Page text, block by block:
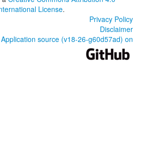
License.
Privacy Policy
Disclaimer
Application source (v18-26-g60d57ad) on